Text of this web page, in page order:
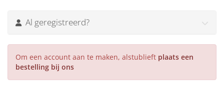
Al geregistreerd?
Om een account aan te maken, alstublieft plaats een
bestelling bij ons